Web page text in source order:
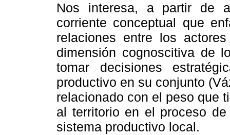
Nos interesa, a partir de
corriente conceptual que
relaciones entre los
dimensión cognoscitiva de
tomar decisiones
productivo en su conjunto
relacionado con el peso que
al territorio en el proceso
sistema productivo local.